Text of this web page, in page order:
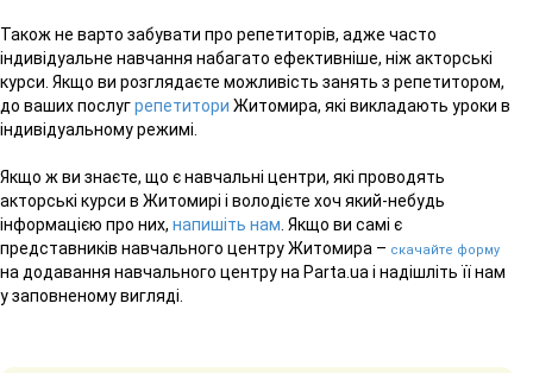
Також не варто забувати про репетиторів, адже часто
індивідуальне навчання набагато ефективніше, ніж акторські
курси. Якщо ви розглядаєте можливість занять з репетитором,
до ваших послугрепетитори Житомира, які викладають уроки в
індивідуальному режимі.
Якщо ж ви знаєте, що є навчальні центри, які проводять
акторські курси в Житомирі і володієте хоч який-небудь
інформацією про них, напишіть нам . Якщо ви самі є
представників навчального центру Житомира – скачайте форму
на додавання навчального центру на Parta.ua і надішліть її нам
у заповненому вигляді.